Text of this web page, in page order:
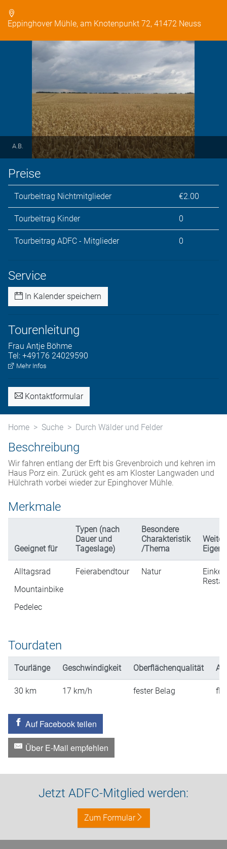
Eppinghover Mühle, am Knotenpunkt 72, 41472 Neuss
A.B.
Preise
Tourbeitrag Nichtmitglieder €2.00
Tourbeitrag Kinder 0
Tourbeitrag ADFC - Mitglieder 0
Service
In Kalender speichern
Tourenleitung
Frau Antje Böhme
Tel: +49176 24029590
Mehr Infos
Kontaktformular
Home Suche Durch Wälder und Felder
Beschreibung
Wir fahren entlang der Erft bis Grevenbroich und kehren im
Haus Porz ein. Zurück geht es am Kloster Langwaden und
Hülchrath vorbei wieder zur Epinghover Mühle.
Merkmale
Geeignet für
Typen (nach
Dauer und
Tageslage)
Besondere
Charakteristik
/Thema
Alltagsrad
Mountainbike
Pedelec
Feierabendtour Natur
Tourdaten
Tourlänge Geschwindigkeit Oberflächenqualität
30 km 17 km/h fester Belag
Auf Facebook teilen
Über E-Mail empfehlen
Jetzt ADFC-Mitglied werden:
Zum Formular